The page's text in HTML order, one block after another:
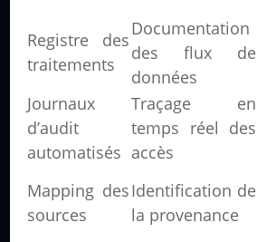
Registre des
traitements
Documentation
des flux de
données
Journaux
d’audit
automatisés
Traçage en
temps réel des
accès
Mapping des
sources
Identification de
la provenance